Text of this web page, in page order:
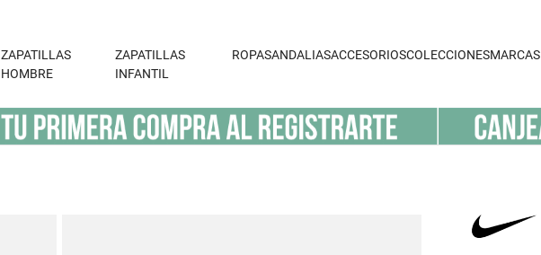
ZAPATILLAS
HOMBRE
ZAPATILLAS
INFANTIL
ROPASANDALIASACCESORIOSCOLECCIONESMARCAS